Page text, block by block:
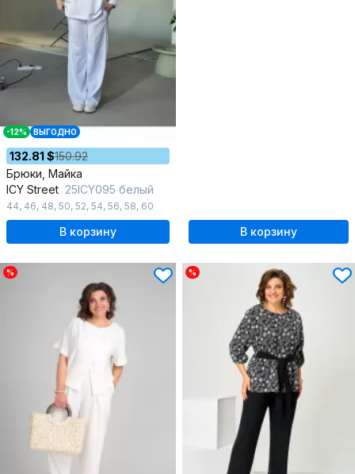
-12% ВЫГОДНО
132.81 $150.92
Брюки, Майка
ICY Street 25ICY095 белый
44, 46, 48, 50, 52, 54, 56, 58, 60
В корзину В корзину
% %